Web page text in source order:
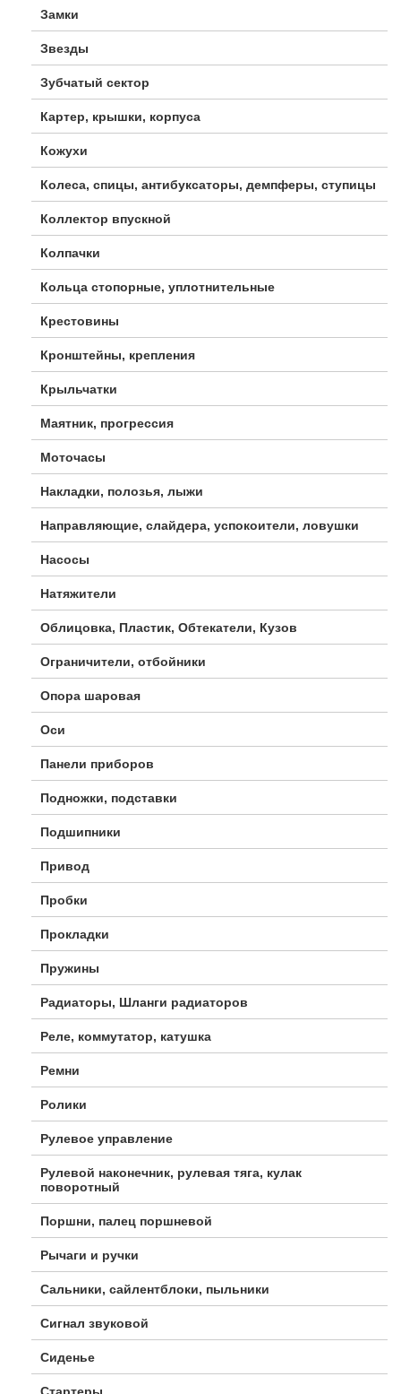
Замки
Звезды
Зубчатый сектор
Картер, крышки, корпуса
Кожухи
Колеса, спицы, антибуксаторы, демпферы, ступицы
Коллектор впускной
Колпачки
Кольца стопорные, уплотнительные
Крестовины
Кронштейны, крепления
Крыльчатки
Маятник, прогрессия
Моточасы
Накладки, полозья, лыжи
Направляющие, слайдера, успокоители, ловушки
Насосы
Натяжители
Облицовка, Пластик, Обтекатели, Кузов
Ограничители, отбойники
Опора шаровая
Оси
Панели приборов
Подножки, подставки
Подшипники
Привод
Пробки
Прокладки
Пружины
Радиаторы, Шланги радиаторов
Реле, коммутатор, катушка
Ремни
Ролики
Рулевое управление
Рулевой наконечник, рулевая тяга, кулак
поворотный
Поршни, палец поршневой
Рычаги и ручки
Сальники, сайлентблоки, пыльники
Сигнал звуковой
Сиденье
Стартеры